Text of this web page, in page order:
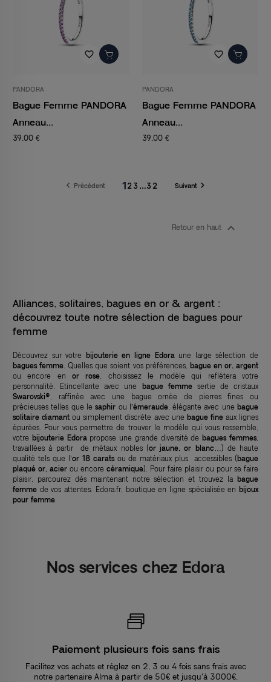
favorite_border
PANDORA
Bague Femme PANDORA
Anneau...
39,00 €
favorite_border
PANDORA
Bague Femme PANDORA
Anneau...
39,00 €
 Précédent 1 2 3 …32 Suivant 
Retour en haut 
Alliances, solitaires, bagues en or & argent :
découvrez toute notre sélection de bagues pour
femme
Découvrez sur votre bijouterie en ligne Edoraune large sélection de
bagues femme . Quelles que soient vos préférences, bague en or, argent
ou encore en or rose , choisissez le modèle qui reflétera votre
personnalité. Etincellante avec une
bague femmesertie de cristaux
Swarovski® , raffinée avec une bague ornée de pierres fines ou
précieuses telles que lesaphir ou l’émeraude, élégante avec une bague
solitaire diamant ou simplement discrète avec une bague fineaux lignes
épurées. Pour vous permettre de trouver le modèle qui vous ressemble,
votre bijouterie Edorapropose une grande diversité de bagues femmes,
travaillées à partir de métaux nobles (or jaune, or blanc …) de haute
qualité tels que l’or 18 caratsou de matériaux plus accessibles ( bague
plaqué or, acier ou encore céramique). Pour faire plaisir ou pour se faire
plaisir, parcourez dès maintenant notre sélection et trouvez la bague
femme de vos attentes. Edora.fr, boutique en ligne spécialisée en bijoux
pour femme
Nos services chez Edora
Paiement plusieurs fois sans frais
Facilitez vos achats et réglez en 2, 3 ou 4 fois sans frais avec
notre partenaire Alma à partir de 50€ et jusqu'à 3000€.